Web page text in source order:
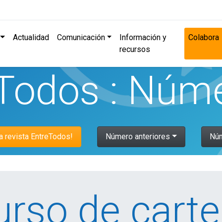
Actualidad Comunicación
Información y
recursos
Colabora
:
revista EntreTodos! Número anteriores
de